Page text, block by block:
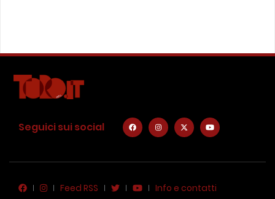
Seguici sui social
Feed RSS
Info e contatti